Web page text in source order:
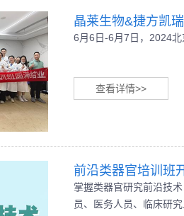
晶莱生物&捷方凯
6月6日-6月7日，2024北
查看详情>>
前沿类器官培训班
掌握类器官研究前沿技
员、医务人员、临床研